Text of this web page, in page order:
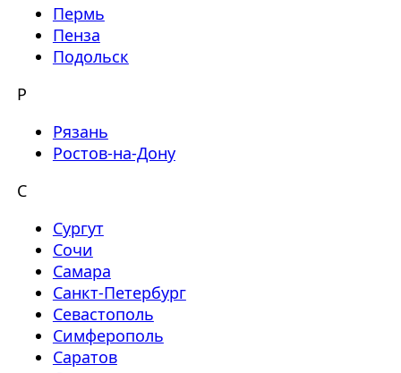
Пермь
Пенза
Подольск
Р
Рязань
Ростов-на-Дону
С
Сургут
Сочи
Самара
Санкт-Петербург
Севастополь
Симферополь
Саратов